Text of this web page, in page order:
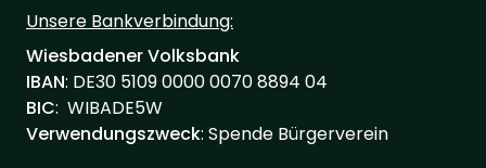
Unsere Bankverbindung:
Wiesbadener Volksbank
IBAN: ‍‍DE30 ‍5109 ‍0000 ‍0070 ‍8894 ‍04
BIC: WIBADE5W
Verwendungszweck: Spende Bürgerverein